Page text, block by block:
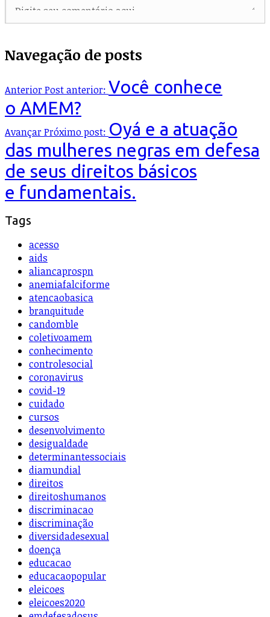
Navegação de posts
AnteriorPost anterior: Você conhece
o AMEM?
AvançarPróximo post: Oyá e a atuação
das mulheres negras em defesa
de seus direitos básicos
e fundamentais.
Tags
acesso
aids
aliancaprospn
anemiafalciforme
atencaobasica
branquitude
candomble
coletivoamem
conhecimento
controlesocial
coronavirus
covid-19
cuidado
cursos
desenvolvimento
desigualdade
determinantessociais
diamundial
direitos
direitoshumanos
discriminacao
discriminação
diversidadesexual
doença
educacao
educacaopopular
eleicoes
eleicoes2020